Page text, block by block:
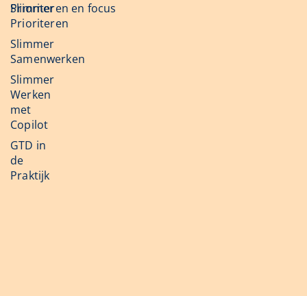
Slimmer
Prioriteren
Slimmer
Samenwerken
Slimmer
Werken
met
Copilot
GTD in
de
Praktijk
Prioriteren en focus